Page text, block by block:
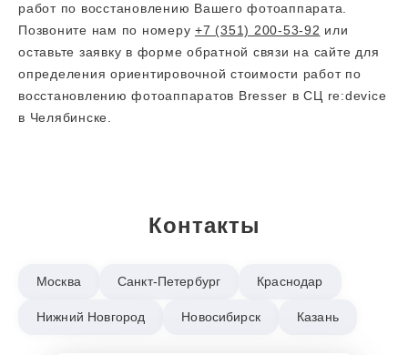
работ по восстановлению Вашего фотоаппарата.
Позвоните нам по номеру +7 (351) 200-53-92 или
оставьте заявку в форме обратной связи на сайте для
определения ориентировочной стоимости работ по
восстановлению фотоаппаратов Bresser в СЦ re:device
в Челябинске.
Контакты
Москва Санкт-Петербург Краснодар
Нижний Новгород Новосибирск Казань